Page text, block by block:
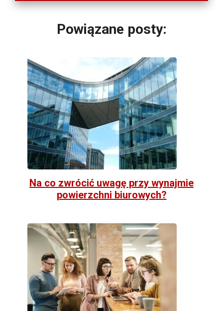
Powiązane posty:
Na co zwrócić uwagę przy wynajmie
powierzchni biurowych?